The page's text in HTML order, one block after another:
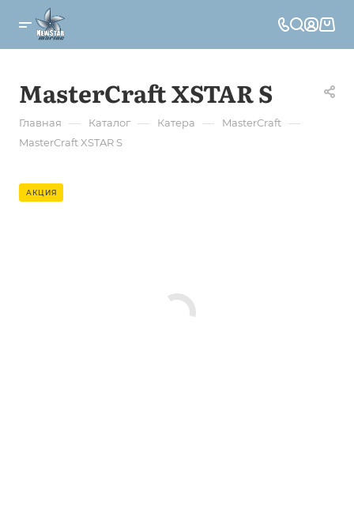
MasterCraft XSTAR S
Главная — Каталог — Катера — MasterCraft —
MasterCraft XSTAR S
АКЦИЯ